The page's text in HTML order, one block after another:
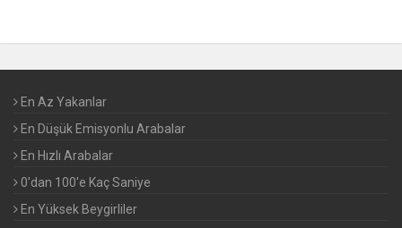
En Az Yakanlar
En Düşük Emisyonlu Arabalar
En Hızlı Arabalar
0'dan 100'e Kaç Saniye
En Yüksek Beygirliler